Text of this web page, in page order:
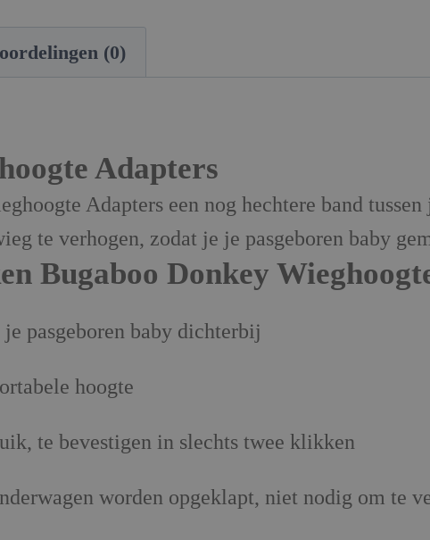
(0)
Adapters
Adapters een nog hechtere band
te verhogen, zodat je je pasgeboren baby
Bugaboo Donkey
pasgeboren baby dichterbij
hoogte
te bevestigen in slechts twee klikken
worden opgeklapt, niet nodig om te